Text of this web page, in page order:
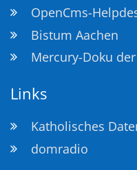
OpenCms-
Bistum Aachen
Mercury-Doku
Links
Katholisches
domradio